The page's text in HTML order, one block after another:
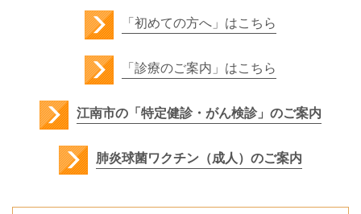
「初めての方へ」はこちら
「診療のご案内」はこちら
江南市の「特定健診・がん検診」のご案内
肺炎球菌ワクチン（成人）のご案内